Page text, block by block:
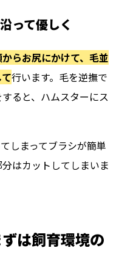
って優しく
らお尻にかけて、毛並
行います。毛を逆撫で
ると、ハムスターにス
しまってブラシが簡単
はカットしてしまいま
は飼育環境の